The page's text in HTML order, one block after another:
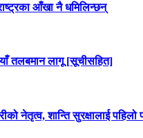
आँखा नै धमिलिन्छन्
तलबमान लागू [सूचीसहित]
नेतृत्व, शान्ति सुरक्षालाई पहिलो